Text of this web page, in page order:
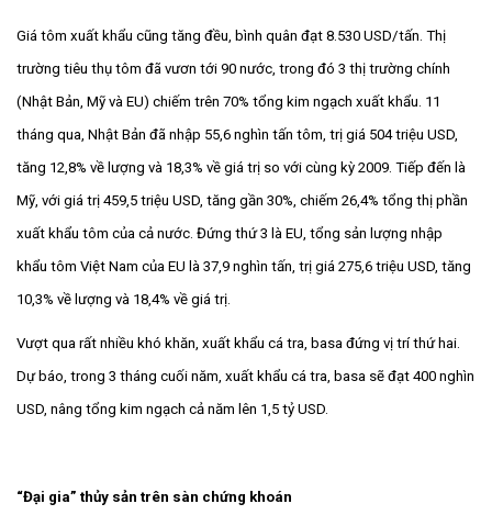
Giá tôm xuất khẩu cũng tăng đều, bình quân đạt 8.530 USD/tấn. Thị
trường tiêu thụ tôm đã vươn tới 90 nước, trong đó 3 thị trường chính
(Nhật Bản, Mỹ và EU) chiếm trên 70% tổng kim ngạch xuất khẩu. 11
tháng qua, Nhật Bản đã nhập 55,6 nghìn tấn tôm, trị giá 504 triệu USD,
tăng 12,8% về lượng và 18,3% về giá trị so với cùng kỳ 2009. Tiếp đến là
Mỹ, với giá trị 459,5 triệu USD, tăng gần 30%, chiếm 26,4% tổng thị phần
xuất khẩu tôm của cả nước. Đứng thứ 3 là EU, tổng sản lượng nhập
khẩu tôm Việt Nam của EU là 37,9 nghìn tấn, trị giá 275,6 triệu USD, tăng
10,3% về lượng và 18,4% về giá trị.
Vượt qua rất nhiều khó khăn, xuất khẩu cá tra, basa đứng vị trí thứ hai.
Dự báo, trong 3 tháng cuối năm, xuất khẩu cá tra, basa sẽ đạt 400 nghìn
USD, nâng tổng kim ngạch cả năm lên 1,5 tỷ USD.
“Đại gia” thủy sản trên sàn chứng khoán